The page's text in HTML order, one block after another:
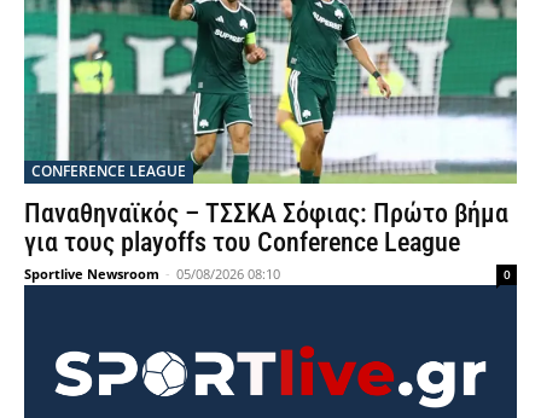
CONFERENCE LEAGUE
Παναθηναϊκός – ΤΣΣΚΑ Σόφιας: Πρώτο βήμα
για τους playoffs του Conference League
Sportlive Newsroom - 05/08/2026 08:10 0